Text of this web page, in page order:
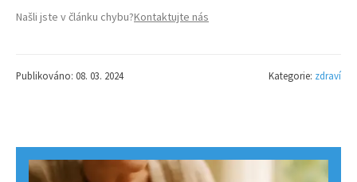
Našli jste v článku chybu?Kontaktujte nás
Publikováno: 08. 03. 2024 Kategorie: zdraví